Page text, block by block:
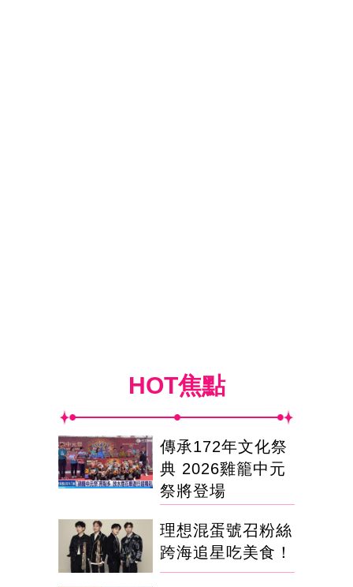
HOT焦點
傳承172年文化祭
典 2026雞籠中元
祭將登場
理想混蛋號召粉絲
跨海追星吃美食！